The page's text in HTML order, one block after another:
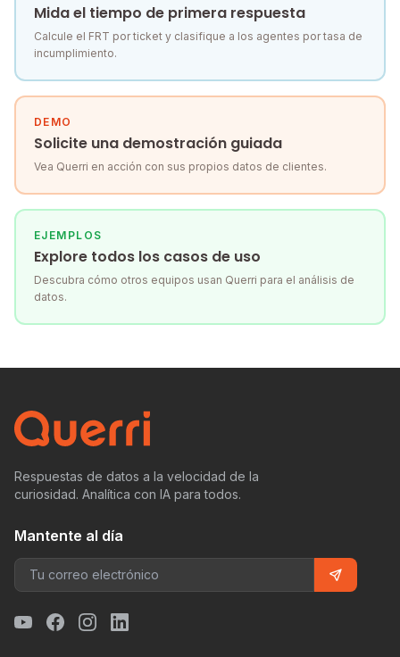
Mida el tiempo de primera respuesta
Calcule el FRT por ticket y clasifique a los agentes por tasa de
incumplimiento.
DEMO
Solicite una demostración guiada
Vea Querri en acción con sus propios datos de clientes.
EJEMPLOS
Explore todos los casos de uso
Descubra cómo otros equipos usan Querri para el análisis de
datos.
Respuestas de datos a la velocidad de la
curiosidad. Analítica con IA para todos.
Mantente al día